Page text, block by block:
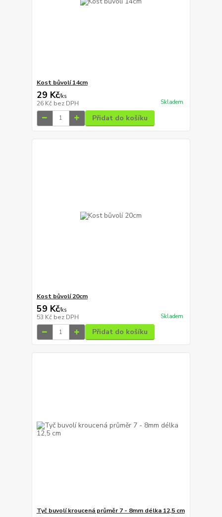
Kost bůvolí 14cm
29 Kč/ks
26 Kč bez DPH Skladem
Přidat do košíku
Kost bůvolí 20cm
59 Kč/ks
53 Kč bez DPH Skladem
Přidat do košíku
Tyč buvolí kroucená průměr 7 - 8mm délka 12,5 cm